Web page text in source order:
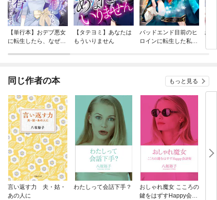
【単行本】おデブ悪女
に転生したら、なぜか
【タテヨミ】あなたは
もういりません
バッドエンド目前のヒ
ロインに転生した私、
結
同じ作者の本 もっと見る
言い返す力 夫・姑・
あの人に
わたしって会話下手？
おしゃれ魔女 こころの
鍵をはずすHappy会話